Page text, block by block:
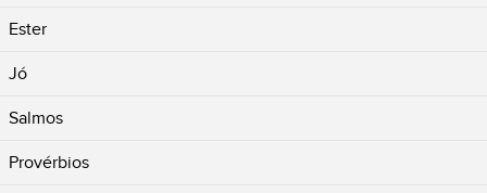
Ester
Jó
Salmos
Provérbios